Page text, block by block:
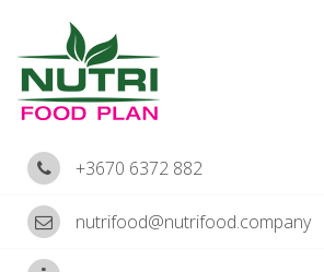
+3670 6372 882
nutrifood@nutrifood.company